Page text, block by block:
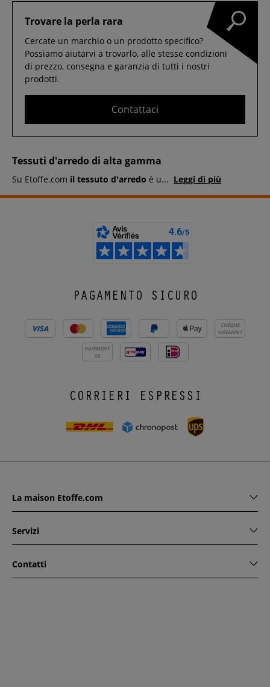
Trovare la perla rara
Cercate un marchio o un prodotto specifico?
Possiamo aiutarvi a trovarlo, alle stesse condizioni
di prezzo, consegna e garanzia di tutti i nostri
prodotti.
Contattaci
Tessuti d'arredo di alta gamma
Su Etoffe.com il tessuto d'arredo è u... Leggi di più
PAGAMENTO SICURO
CHÈQUE
VIREMENT
PAIEMENT
X3
CORRIERI ESPRESSI
La maison Etoffe.com
Servizi
Contatti